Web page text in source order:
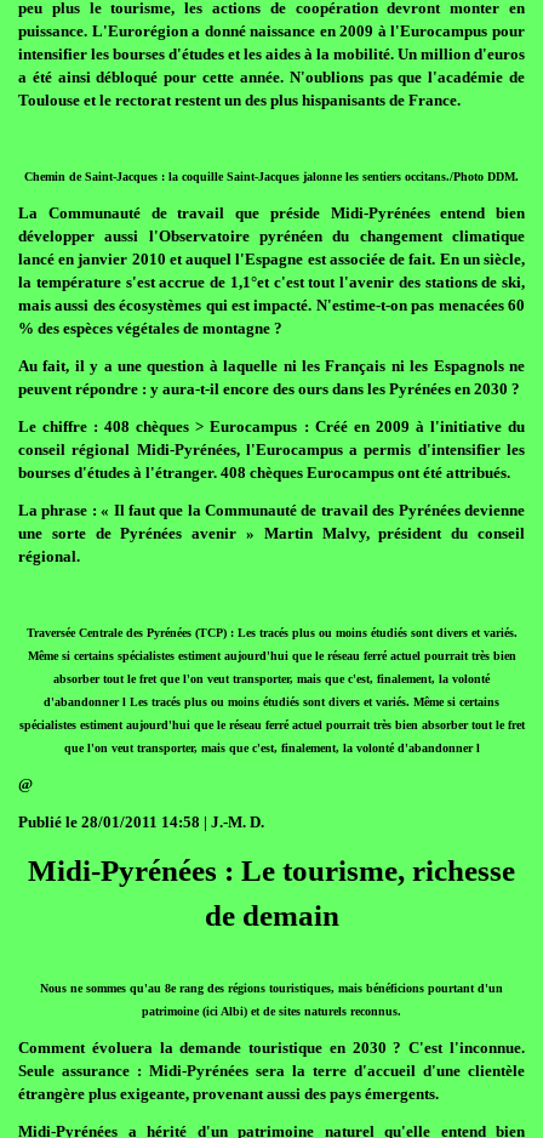
peu plus le tourisme, les actions de coopération devront monter en
puissance. L'Eurorégion a donné naissance en 2009 à l'Eurocampus pour
intensifier les bourses d'études et les aides à la mobilité. Un million d'euros
a été ainsi débloqué pour cette année. N'oublions pas que l'académie de
Toulouse et le rectorat restent un des plus hispanisants de France.
Chemin de Saint-Jacques : la coquille Saint-Jacques jalonne les sentiers occitans./Photo DDM.
La Communauté de travail que préside Midi-Pyrénées entend bien
développer aussi l'Observatoire pyrénéen du changement climatique
lancé en janvier 2010 et auquel l'Espagne est associée de fait. En un siècle,
la température s'est accrue de 1,1°et c'est tout l'avenir des stations de ski,
mais aussi des écosystèmes qui est impacté. N'estime-t-on pas menacées 60
% des espèces végétales de montagne ?
Au fait, il y a une question à laquelle ni les Français ni les Espagnols ne
peuvent répondre : y aura-t-il encore des ours dans les Pyrénées en 2030 ?
Le chiffre : 408 chèques > Eurocampus : Créé en 2009 à l'initiative du
conseil régional Midi-Pyrénées, l'Eurocampus a permis d'intensifier les
bourses d'études à l'étranger. 408 chèques Eurocampus ont été attribués.
La phrase : « Il faut que la Communauté de travail des Pyrénées devienne
une sorte de Pyrénées avenir » Martin Malvy, président du conseil
régional.
Traversée Centrale des Pyrénées (TCP) : Les tracés plus ou moins étudiés sont divers et variés.
Même si certains spécialistes estiment aujourd'hui que le réseau ferré actuel pourrait très bien
absorber tout le fret que l'on veut transporter, mais que c'est, finalement, la volonté
d'abandonner l Les tracés plus ou moins étudiés sont divers et variés. Même si certains
spécialistes estiment aujourd'hui que le réseau ferré actuel pourrait très bien absorber tout le fret
que l'on veut transporter, mais que c'est, finalement, la volonté d'abandonner l
@
Publié le 28/01/2011 14:58 | J.-M. D.
Midi-Pyrénées : Le tourisme, richesse
de demain
Nous ne sommes qu'au 8e rang des régions touristiques, mais bénéficions pourtant d'un
patrimoine (ici Albi) et de sites naturels reconnus.
Comment évoluera la demande touristique en 2030 ? C'est l'inconnue.
Seule assurance : Midi-Pyrénées sera la terre d'accueil d'une clientèle
étrangère plus exigeante, provenant aussi des pays émergents.
Midi-Pyrénées a hérité d'un patrimoine naturel qu'elle entend bien